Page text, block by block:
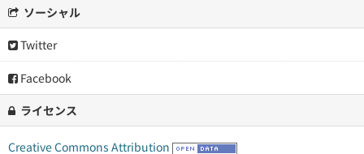
ソーシャル
Twitter
Facebook
ライセンス
Creative Commons Attribution